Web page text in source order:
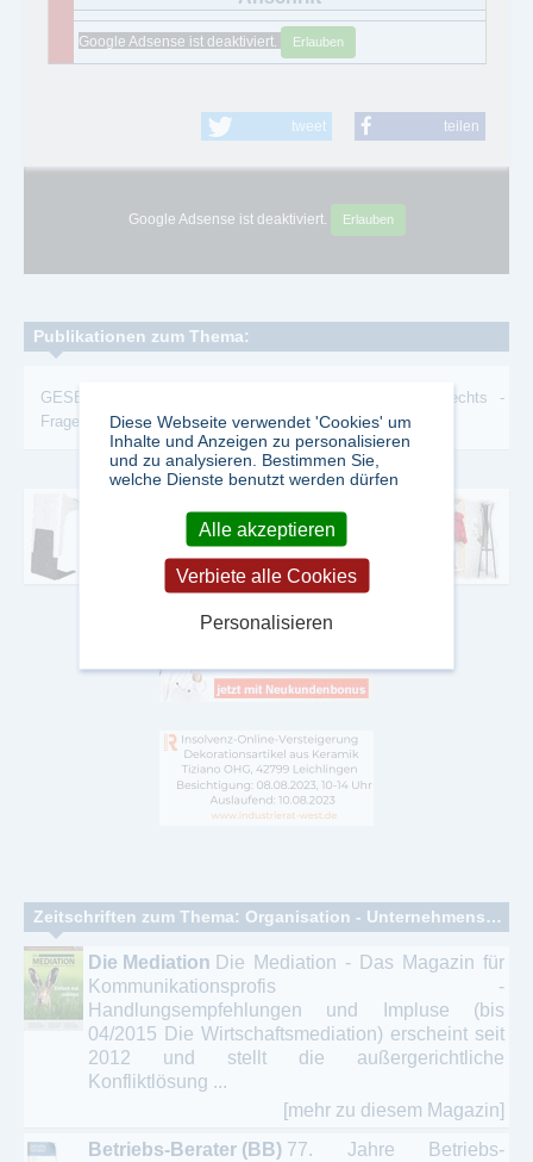
Google Adsense ist deaktiviert. Erlauben
tweet teilen
Google Adsense ist deaktiviert. Erlauben
Publikationen zum Thema:
GESELLSCHAFTSRECHT Gesellschaftsrechts -
Fragen
Zeitschriften zum Thema: Organisation - Unternehmensberatung - Controlling
Die Mediation Die Mediation - Das Magazin für
Kommunikationsprofis -
Handlungsempfehlungen und Impluse (bis
04/2015 Die Wirtschaftsmediation) erscheint seit
2012 und stellt die außergerichtliche
Konfliktlösung ...
[mehr zu diesem Magazin]
Betriebs-Berater (BB) 77. Jahre Betriebs-
Diese Webseite verwendet 'Cookies' um
Inhalte und Anzeigen zu personalisieren
und zu analysieren. Bestimmen Sie,
welche Dienste benutzt werden dürfen
Alle akzeptieren
Verbiete alle Cookies
Personalisieren